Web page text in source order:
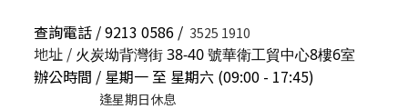
查詢電話 / 9213 0586 / 3525 1910
地址 / 火炭坳背灣街 38-40 號華衛工貿中心8樓6室
辦公時間 / 星期一 至 星期六 (09:00 - 17:45)
逢星期日休息